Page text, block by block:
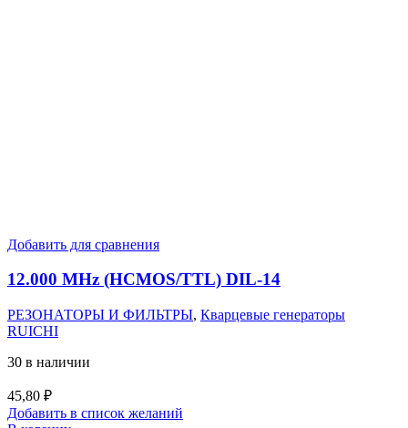
Добавить для сравнения
12.000 MHz (HCMOS/TTL) DIL-14
РЕЗОНАТОРЫ И ФИЛЬТРЫ, Кварцевые генераторы
RUICHI
30 в наличии
45,80 ₽
Добавить в список желаний